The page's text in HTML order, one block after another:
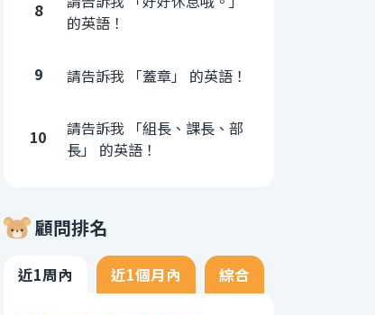
8
的英語！
9 請告訴我 「蓋章」 的英語！
10
請告訴我 「組長、課長、部
長」 的英語！
顧問排名
近1周內 近1個月內 綜合